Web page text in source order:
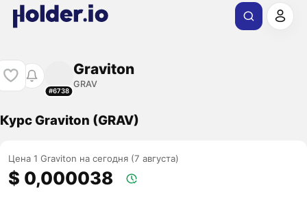
#6738
Graviton
GRAV
Курс Graviton (GRAV)
Цена 1 Graviton на сегодня (7 августа)
$ 0,000038